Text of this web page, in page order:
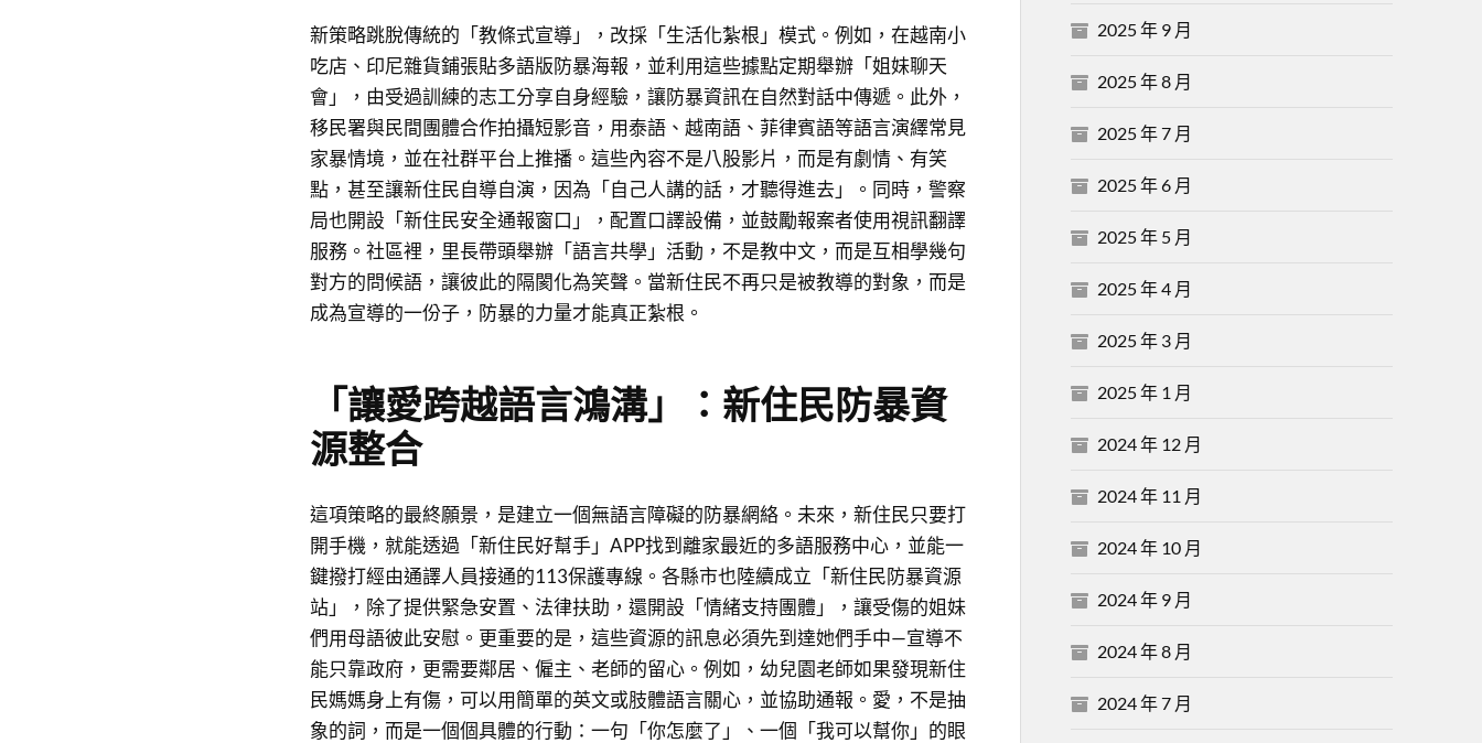
新策略跳脫傳統的「教條式宣導」，改採「生活化紮根」模式。例如，在越南小
吃店、印尼雜貨鋪張貼多語版防暴海報，並利用這些據點定期舉辦「姐妹聊天
會」，由受過訓練的志工分享自身經驗，讓防暴資訊在自然對話中傳遞。此外，
移民署與民間團體合作拍攝短影音，用泰語、越南語、菲律賓語等語言演繹常見
家暴情境，並在社群平台上推播。這些內容不是八股影片，而是有劇情、有笑
點，甚至讓新住民自導自演，因為「自己人講的話，才聽得進去」。同時，警察
局也開設「新住民安全通報窗口」，配置口譯設備，並鼓勵報案者使用視訊翻譯
服務。社區裡，里長帶頭舉辦「語言共學」活動，不是教中文，而是互相學幾句
對方的問候語，讓彼此的隔閡化為笑聲。當新住民不再只是被教導的對象，而是
成為宣導的一份子，防暴的力量才能真正紮根。
「讓愛跨越語言鴻溝」：新住民防暴資
源整合
這項策略的最終願景，是建立一個無語言障礙的防暴網絡。未來，新住民只要打
開手機，就能透過「新住民好幫手」APP找到離家最近的多語服務中心，並能一
鍵撥打經由通譯人員接通的113保護專線。各縣市也陸續成立「新住民防暴資源
站」，除了提供緊急安置、法律扶助，還開設「情緒支持團體」，讓受傷的姐妹
們用母語彼此安慰。更重要的是，這些資源的訊息必須先到達她們手中—宣導不
能只靠政府，更需要鄰居、僱主、老師的留心。例如，幼兒園老師如果發現新住
民媽媽身上有傷，可以用簡單的英文或肢體語言關心，並協助通報。愛，不是抽
象的詞，而是一個個具體的行動：一句「你怎麼了」、一個「我可以幫你」的眼
2025 年 9 月
2025 年 8 月
2025 年 7 月
2025 年 6 月
2025 年 5 月
2025 年 4 月
2025 年 3 月
2025 年 1 月
2024 年 12 月
2024 年 11 月
2024 年 10 月
2024 年 9 月
2024 年 8 月
2024 年 7 月